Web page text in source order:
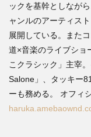
ックを基幹としなが
ャンルのアーティス
展開している。また
道×音楽のライブショ
こクラシック」主宰
Salone」、タッキー
ーも務める。 オフィ